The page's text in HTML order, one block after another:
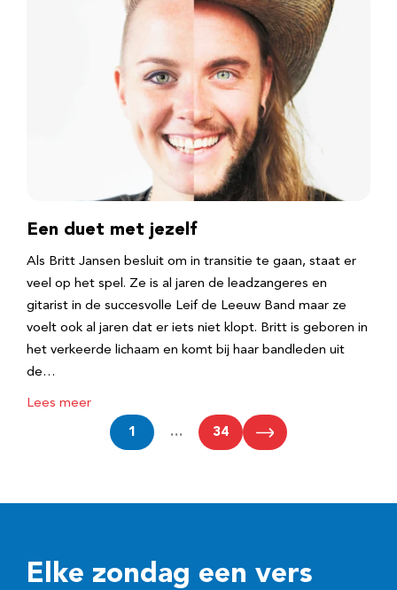
Een duet met jezelf
Als Britt Jansen besluit om in transitie te gaan, staat er
veel op het spel. Ze is al jaren de leadzangeres en
gitarist in de succesvolle Leif de Leeuw Band maar ze
voelt ook al jaren dat er iets niet klopt. Britt is geboren in
het verkeerde lichaam en komt bij haar bandleden uit
de…
Lees meer
1 … 34
Elke zondag een vers